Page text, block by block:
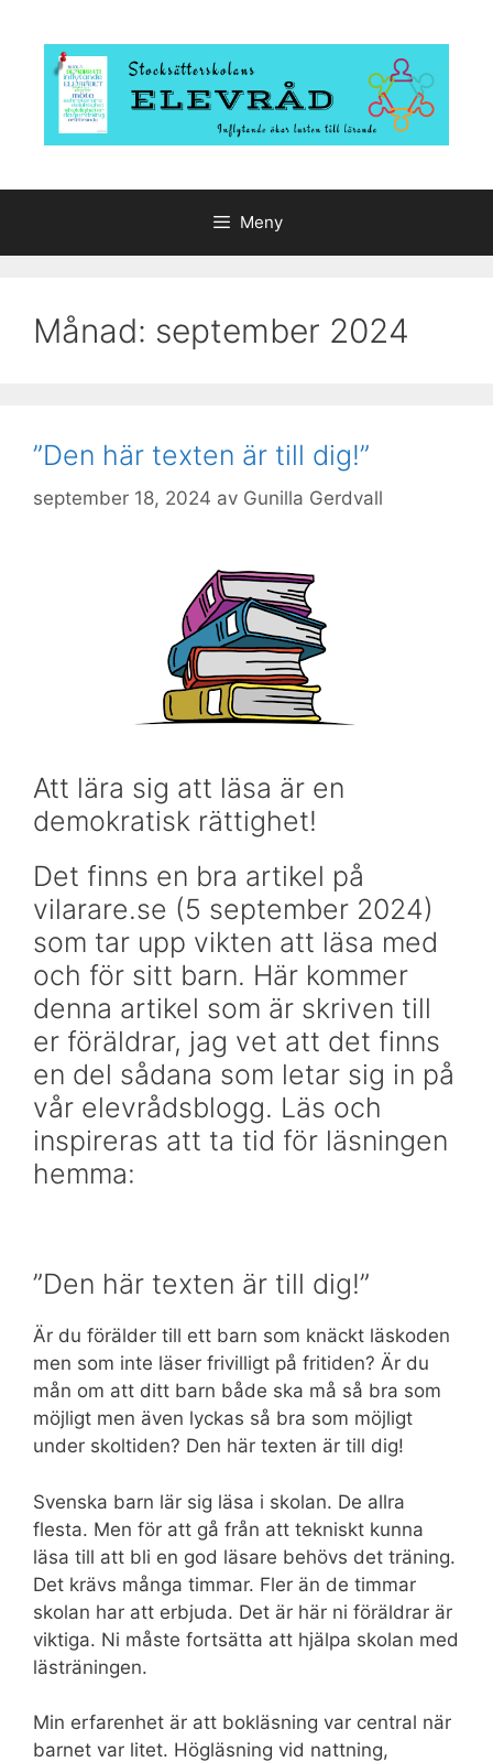
innehåll
Meny
Månad: september 2024
”Den här texten är till dig!”
september 18, 2024 av Gunilla Gerdvall
Att lära sig att läsa är en
demokratisk rättighet!
Det finns en bra artikel på
vilarare.se (5 september 2024)
som tar upp vikten att läsa med
och för sitt barn. Här kommer
denna artikel som är skriven till
er föräldrar, jag vet att det finns
en del sådana som letar sig in på
vår elevrådsblogg. Läs och
inspireras att ta tid för läsningen
hemma:
”Den här texten är till dig!”
Är du förälder till ett barn som knäckt läskoden
men som inte läser frivilligt på fritiden? Är du
mån om att ditt barn både ska må så bra som
möjligt men även lyckas så bra som möjligt
under skoltiden? Den här texten är till dig!
Svenska barn lär sig läsa i skolan. De allra
flesta. Men för att gå från att tekniskt kunna
läsa till att bli en god läsare behövs det träning.
Det krävs många timmar. Fler än de timmar
skolan har att erbjuda. Det är här ni föräldrar är
viktiga. Ni måste fortsätta att hjälpa skolan med
lästräningen.
Min erfarenhet är att bokläsning var central när
barnet var litet. Högläsning vid nattning,